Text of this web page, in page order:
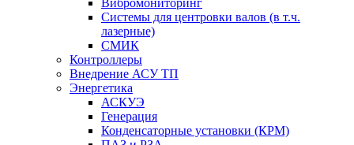
Вибромониторинг
Системы для центровки валов (в т.ч.
лазерные)
СМИК
Контроллеры
Внедрение АСУ ТП
Энергетика
АСКУЭ
Генерация
Конденсаторные установки (КРМ)